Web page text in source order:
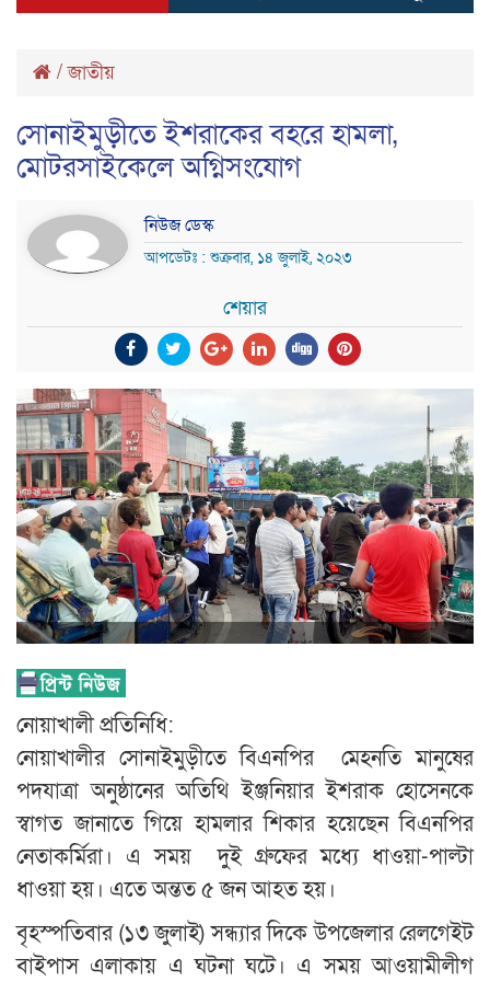
/জাতীয়
সোনাইমুড়ীতে ইশরাকের বহরে হামলা,
মোটরসাইকেলে অগ্নিসংযোগ
নিউজ ডেস্ক
আপডেটঃ : শুক্রবার, ১৪ জুলাই, ২০২৩
শেয়ার
নোয়াখালী প্রতিনিধি:
নোয়াখালীর সোনাইমুড়ীতে বিএনপির মেহনতি মানুষের
পদযাত্রা অনুষ্ঠানের অতিথি ইঞ্জনিয়ার ইশরাক হোসেনকে
স্বাগত জানাতে গিয়ে হামলার শিকার হয়েছেন বিএনপির
নেতাকর্মিরা। এ সময় দুই গ্রুফের মধ্যে ধাওয়া-পাল্টা
ধাওয়া হয়। এতে অন্তত ৫ জন আহত হয়।
বৃহস্পতিবার (১৩ জুলাই) সন্ধ্যার দিকে উপজেলার রেলগেইট
বাইপাস এলাকায় এ ঘটনা ঘটে। এ সময় আওয়ামীলীগ